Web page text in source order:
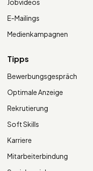
Jobvideos
E-Mailings
Medienkampagnen
Tipps
Bewerbungsgespräch
Optimale Anzeige
Rekrutierung
Soft Skills
Karriere
Mitarbeiterbindung